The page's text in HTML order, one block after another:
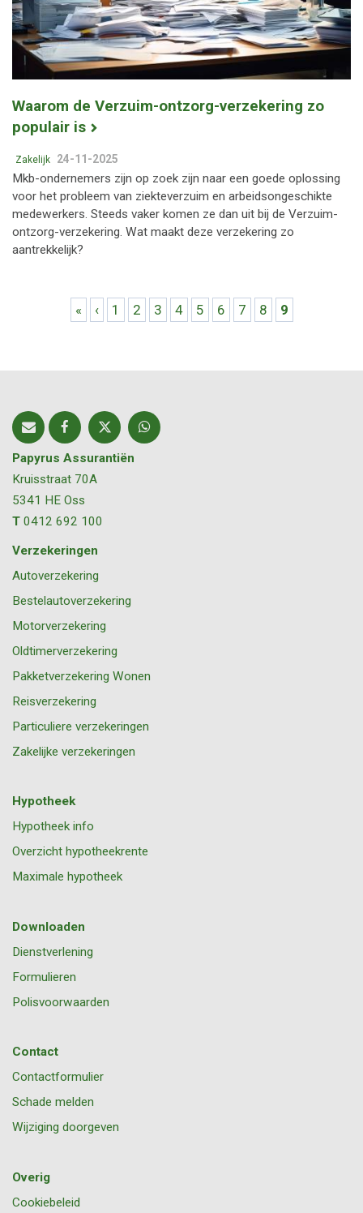
Waarom de Verzuim-ontzorg-verzekering zo
populair is
Zakelijk 24-11-2025
Mkb-ondernemers zijn op zoek zijn naar een goede oplossing
voor het probleem van ziekteverzuim en arbeidsongeschikte
medewerkers. Steeds vaker komen ze dan uit bij de Verzuim-
ontzorg-verzekering. Wat maakt deze verzekering zo
aantrekkelijk?
« ‹ 1 2 3 4 5 6 7 8 9
Papyrus Assurantiën
Kruisstraat 70A
5341 HE Oss
T 0412 692 100
Verzekeringen
Autoverzekering
Bestelautoverzekering
Motorverzekering
Oldtimerverzekering
Pakketverzekering Wonen
Reisverzekering
Particuliere verzekeringen
Zakelijke verzekeringen
Hypotheek
Hypotheek info
Overzicht hypotheekrente
Maximale hypotheek
Downloaden
Dienstverlening
Formulieren
Polisvoorwaarden
Contact
Contactformulier
Schade melden
Wijziging doorgeven
Overig
Cookiebeleid